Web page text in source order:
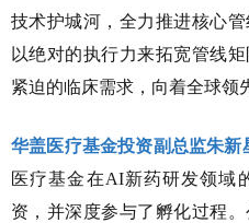
技术护城河，全力推进核心
以绝对的执行力来拓宽管线
紧迫的临床需求，向着全球领
华盖医疗基金投资副总监朱新
医疗基金在AI新药研发领域
资，并深度参与了孵化过程